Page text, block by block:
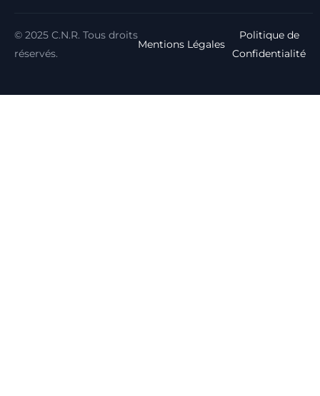
© 2025 C.N.R. Tous droits
réservés.
Mentions Légales
Politique de
Confidentialité